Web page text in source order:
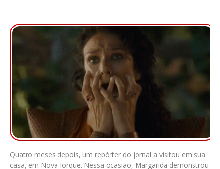
Quatro meses depois, um repórter do jornal a visitou em sua
casa, em Nova Iorque. Nessa ocasião, Margarida demonstrou